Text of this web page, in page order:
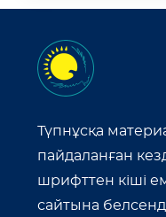
Түпнұсқа
пайдаланған
шрифттен кіші
сайтына